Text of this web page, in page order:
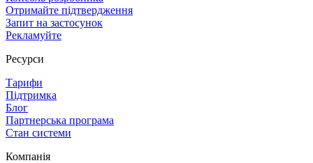
Отримайте підтвердження
Запит на застосунок
Рекламуйте
Ресурси
Тарифи
Підтримка
Блог
Партнерська програма
Стан системи
Компанія